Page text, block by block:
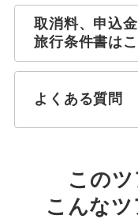
取消料、申込
旅行条件書は
よくある質問
この
こんな